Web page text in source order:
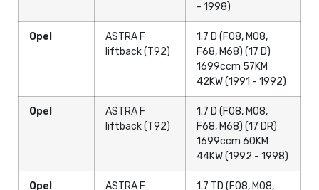
- 1998)
Opel
ASTRA F
liftback (T92)
1.7 D (F08, M08,
F68, M68) (17 D)
1699ccm 57KM
42KW (1991 - 1992)
Opel
ASTRA F
liftback (T92)
1.7 D (F08, M08,
F68, M68) (17 DR)
1699ccm 60KM
44KW (1992 - 1998)
Opel
ASTRA F
1.7 TD (F08, M08,